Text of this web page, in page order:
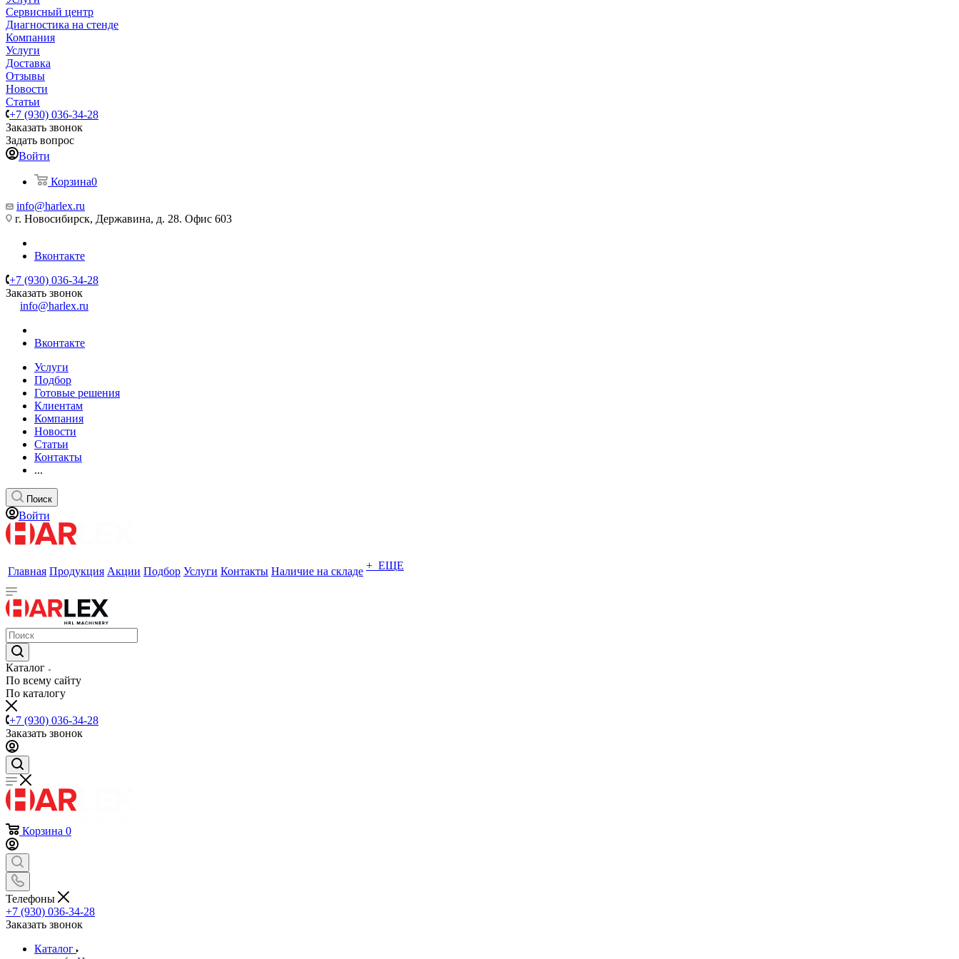
Сервисный центр
Диагностика на стенде
Компания
Услуги
Доставка
Отзывы
Новости
Статьи
+7 (930) 036-34-28
Заказать звонок
Задать вопрос
Войти
Корзина0
info@harlex.ru
г. Новосибирск, Державина, д. 28. Офис 603
Вконтакте
+7 (930) 036-34-28
Заказать звонок
info@harlex.ru
Вконтакте
Услуги
Подбор
Готовые решения
Клиентам
Компания
Новости
Статьи
Контакты
...
Поиск
Войти
Главная Продукция Акции Подбор Услуги Контакты Наличие на складе + ЕЩЕ
Каталог
По всему сайту
По каталогу
+7 (930) 036-34-28
Заказать звонок
Корзина 0
Телефоны
+7 (930) 036-34-28
Заказать звонок
Каталог